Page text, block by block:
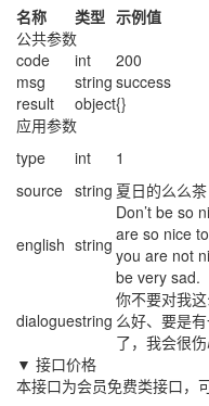
名称
类型 示例值
公共参数
code
int 200
msg
string success
result
object{}
应用参数
type
int 1
source string 夏日的么么茶
english string
Don’t be so
are so nice
you are not
be very sad.
dialoguestring
你不要对我
么好、要是
了，我会很伤
▼ 接口价格
本接口为会员免费类接口，